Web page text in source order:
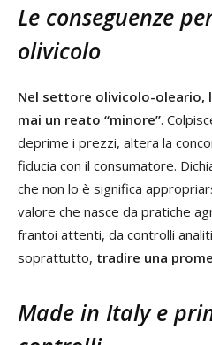
Le conseguenze
olivicolo
Nel settore olivicolo-oleario,
mai un reato “minore”.
deprime i prezzi, altera la
fiducia con il consumatore.
che non lo è significa
valore che nasce da pratiche
frantoi attenti, da controlli
soprattutto, tradire una
Made in Italy e